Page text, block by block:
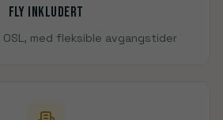
Fly inkludert
med fleksible avgangstider